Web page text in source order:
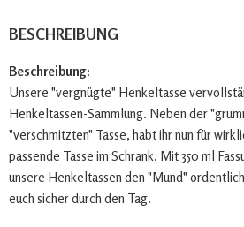
BESCHREIBUNG
Beschreibung:
Unsere "vergnügte" Henkeltasse
Henkeltassen-Sammlung. Neben der
"verschmitzten" Tasse, habt ihr nun für
passende Tasse im Schrank. Mit 350 ml
unsere Henkeltassen den "Mund"
euch sicher durch den Tag.